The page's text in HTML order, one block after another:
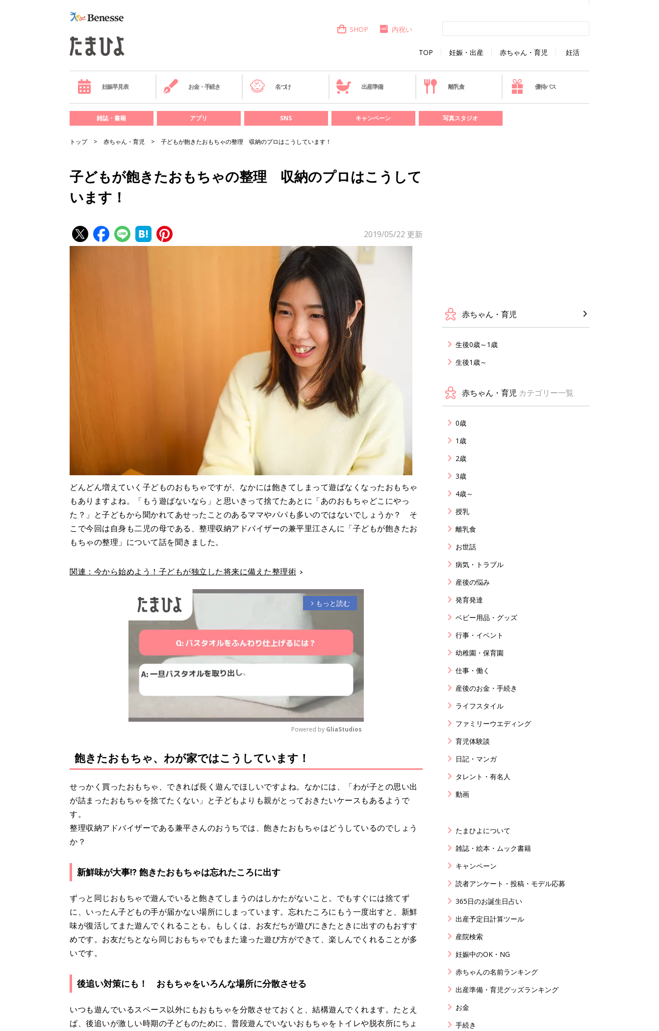
TOP 妊娠・出産 赤ちゃん・育児 妊活
SHOP 内祝い
妊娠早見表 お金・手続き 名づけ 出産準備 離乳食 優待パス
雑誌・書籍 アプリ SNS キャンペーン 写真スタジオ
トップ 赤ちゃん・育児 子どもが飽きたおもちゃの整理 収納のプロはこうしています！
子どもが飽きたおもちゃの整理 収納のプロはこうして
います！
2019/05/22 更新
どんどん増えていく子どものおもちゃですが、なかには飽きてしまって遊ばなくなったおもちゃ
もありますよね。「もう遊ばないなら」と思いきって捨てたあとに「あのおもちゃどこにやっ
た？」と子どもから聞かれてあせったことのあるママやパパも多いのではないでしょうか？ そ
こで今回は自身も二児の母である、整理収納アドバイザーの兼平里江さんに「子どもが飽きたお
もちゃの整理」について話を聞きました。
関連：今から始めよう！子どもが独立した将来に備えた整理術
arrow_forward_ios もっと読む
u
t
e
Powered by GliaStudios
飽きたおもちゃ、わが家ではこうしています！
せっかく買ったおもちゃ、できれば長く遊んでほしいですよね。なかには、「わが子との思い出
が詰まったおもちゃを捨てたくない」と子どもよりも親がとっておきたいケースもあるようで
す。
整理収納アドバイザーである兼平さんのおうちでは、飽きたおもちゃはどうしているのでしょう
か？
新鮮味が大事⁉︎ 飽きたおもちゃは忘れたころに出す
ずっと同じおもちゃで遊んでいると飽きてしまうのはしかたがないこと。でもすぐには捨てず
に、いったん子どもの手が届かない場所にしまっています。忘れたころにもう一度出すと、新鮮
味が復活してまた遊んでくれることも。もしくは、お友だちが遊びにきたときに出すのもおすす
めです。お友だちとなら同じおもちゃでもまた違った遊び方ができて、楽しんでくれることが多
いです。
後追い対策にも！ おもちゃをいろんな場所に分散させる
いつも遊んでいるスペース以外にもおもちゃを分散させておくと、結構遊んでくれます。たとえ
ば、後追いが激しい時期の子どものために、普段遊んでいないおもちゃをトイレや脱衣所にちょ
赤ちゃん・育児
生後0歳～1歳
生後1歳～
赤ちゃん・育児 カテゴリー一覧
0歳
1歳
2歳
3歳
4歳～
授乳
離乳食
お世話
病気・トラブル
産後の悩み
発育発達
ベビー用品・グッズ
行事・イベント
幼稚園・保育園
仕事・働く
産後のお金・手続き
ライフスタイル
ファミリーウエディング
育児体験談
日記・マンガ
タレント・有名人
動画
たまひよについて
雑誌・絵本・ムック書籍
キャンペーン
読者アンケート・投稿・モデル応募
365日のお誕生日占い
出産予定日計算ツール
産院検索
妊娠中のOK・NG
赤ちゃんの名前ランキング
出産準備・育児グッズランキング
お金
手続き